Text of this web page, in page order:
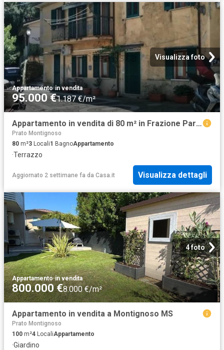
Visualizza foto
Appartamento·in vendita
95.000 €1.187 €/m²
Appartamento in vendita di 80 m² in Frazione Pariana
Prato Montignoso
80 m²3 Locali1 BagnoAppartamento
·Terrazzo
Aggiornato 2 settimane fa da Casa.it Visualizza dettagli
4 foto
Appartamento·in vendita
800.000 €8.000 €/m²
Appartamento in vendita a Montignoso MS
Prato Montignoso
100 m²4 LocaliAppartamento
·Giardino